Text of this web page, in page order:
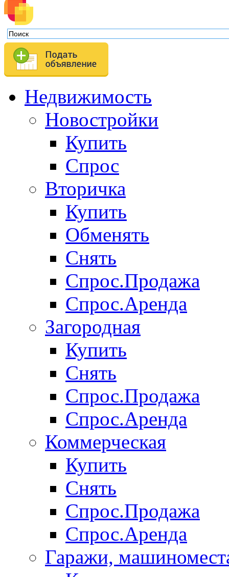
Недвижимость
Новостройки
Купить
Спрос
Вторичка
Купить
Обменять
Снять
Спрос.Продажа
Спрос.Аренда
Загородная
Купить
Снять
Спрос.Продажа
Спрос.Аренда
Коммерческая
Купить
Снять
Спрос.Продажа
Спрос.Аренда
Гаражи,